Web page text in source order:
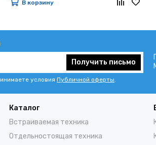
В корзину
Получить письмо
условия Публичной оферты
Каталог
Встраиваемая техника
Отдельностоящая техника